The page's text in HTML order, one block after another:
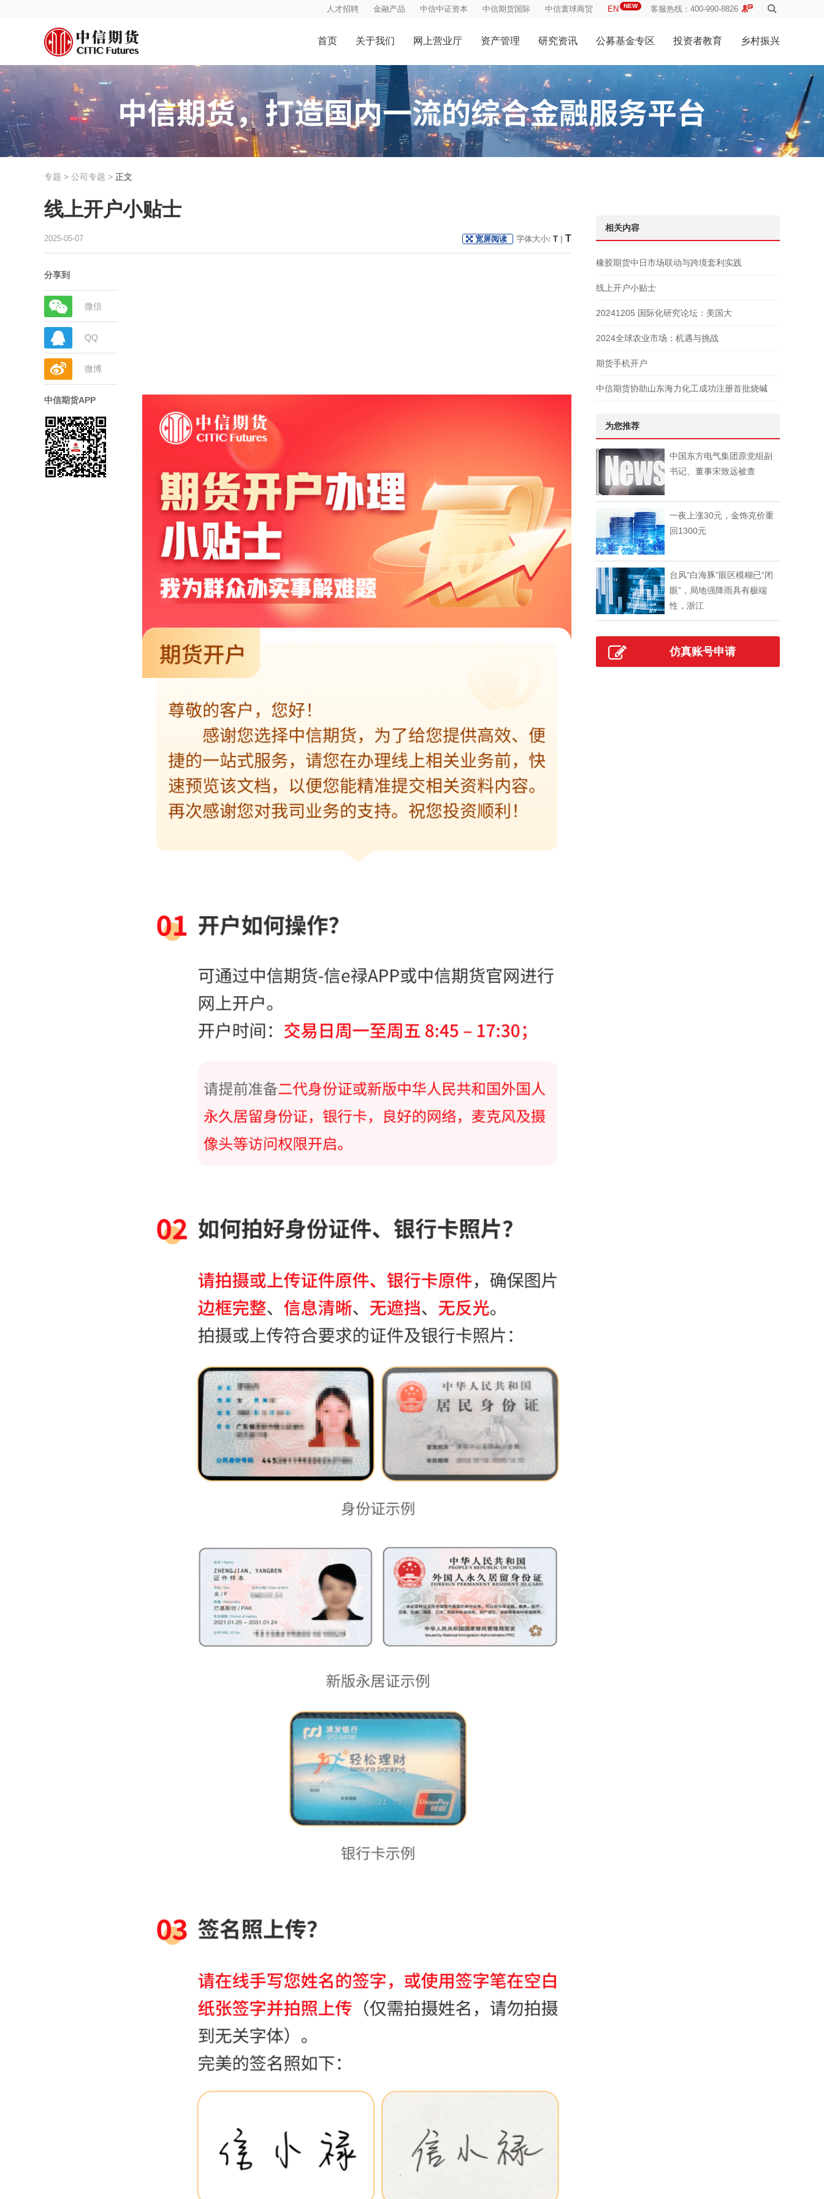
人才招聘 金融产品 中信中证资本 中信期货国际 中信寰球商贸 EN NEW 客服热线：400-990-8826
首页 关于我们 网上营业厅 资产管理 研究资讯 公募基金专区 投资者教育 乡村振兴
专题 > 公司专题 > 正文
线上开户小贴士
2025-05-07 宽屏阅读 字体大小: T T
分享到
微信
QQ
微博
中信期货APP
相关内容
橡胶期货中日市场联动与跨境套利实践
线上开户小贴士
20241205 国际化研究论坛：美国大
2024全球农业市场：机遇与挑战
期货手机开户
中信期货协助山东海力化工成功注册首批烧碱
为您推荐
中国东方电气集团原党组副
书记、董事宋致远被查
一夜上涨30元，金饰克价重
回1300元
台风“白海豚”眼区模糊已“闭
眼”，局地强降雨具有极端
性，浙江
仿真账号申请